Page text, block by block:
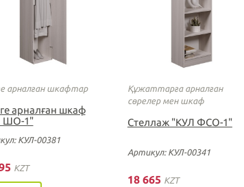
арналған шкафтар
арналған шкаф
ШО-1"
КУЛ-00381
KZT
Құжаттарға арналған
сөрелер мен шкаф
Стеллаж "КУЛ ФСО-1"
Артикул: КУЛ-00341
18 665 KZT